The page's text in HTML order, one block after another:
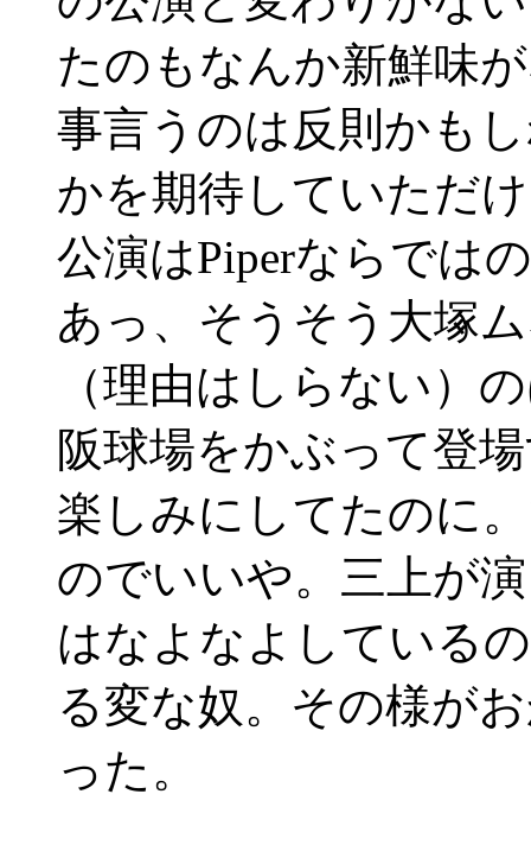
たのもなんか新鮮味
事言うのは反則かも
かを期待していただ
公演はPiperならでは
あっ、そうそう大塚
（理由はしらない）
阪球場をかぶって登
楽しみにしてたのに
のでいいや。三上が
はなよなよしている
る変な奴。その様が
った。